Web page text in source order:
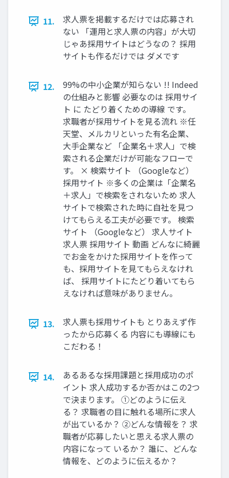
11.
求人票を掲載するだけでは応募され
ない 「運用と求人票の内容」が大切
じゃあ採用サイトはどうなの？ 採用
サイトも作るだけでは ダメです
12.
99%の中小企業が知らない !! Indeed
の仕組みと影響 必要なのは 採用サイ
ト に たどり着くための導線 です。
求職者が採用サイトを見る流れ ※任
天堂、メルカリといった有名企業、
大手企業など 「企業名＋求人」で検
索される企業だけが可能なフローで
す。 × 検索サイト （Googleなど）
採用サイト ※多くの企業は「企業名
＋求人」で検索をされないため 求人
サイトで検索された時に自社を見つ
けてもらえる工夫が必要です。 検索
サイト （Googleなど） 求人サイト
求人票 採用サイト 動画 どんなに綺麗
でお金をかけた採用サイトを作って
も、採用サイトを見てもらえなけれ
ば、 採用サイトにたどり着いてもら
えなければ意味がありません。
13.
求人票も採用サイトも とりあえず作
ったから応募くる 内容にも導線にも
こだわる！
14.
あるあるな採⽤課題と採⽤成功のポ
イント 求⼈成功するか否かはこの2つ
で決まります。 ①どのように伝え
る？ 求職者の⽬に触れる場所に求⼈
が出ているか？ ②どんな情報を？ 求
職者が応募したいと思える求⼈票の
内容になって いるか？ 誰に、どんな
情報を、どのように伝えるか？